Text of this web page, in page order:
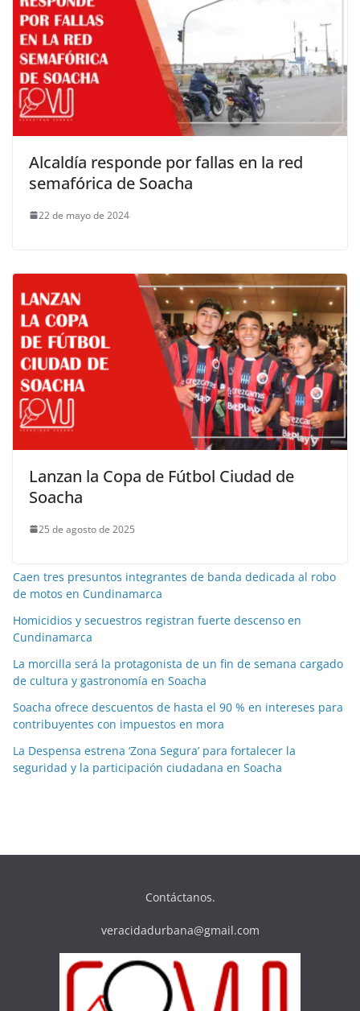
Alcaldía responde por fallas en la red
semafórica de Soacha
22 de mayo de 2024
Lanzan la Copa de Fútbol Ciudad de
Soacha
25 de agosto de 2025
Caen tres presuntos integrantes de banda dedicada al robo
de motos en Cundinamarca
Homicidios y secuestros registran fuerte descenso en
Cundinamarca
La morcilla será la protagonista de un fin de semana cargado
de cultura y gastronomía en Soacha
Soacha ofrece descuentos de hasta el 90 % en intereses para
contribuyentes con impuestos en mora
La Despensa estrena ‘Zona Segura’ para fortalecer la
seguridad y la participación ciudadana en Soacha
Contáctanos.
veracidadurbana@gmail.com